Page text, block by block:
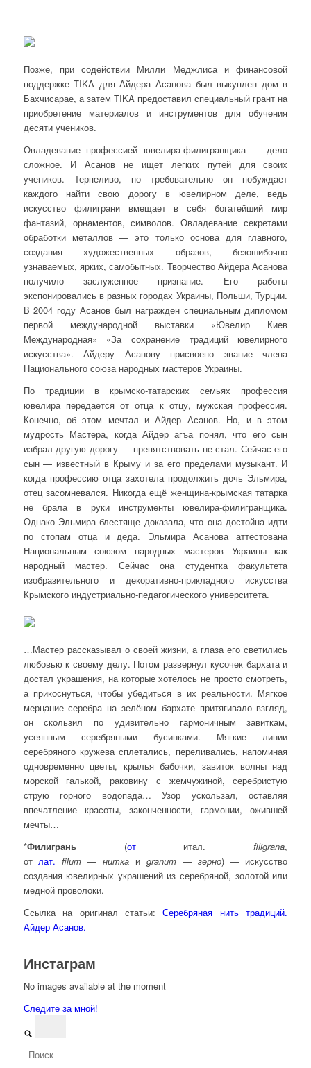
Позже, при содействии Милли Меджлиса и финансовой
поддержке TIKA для Айдера Асанова был выкуплен дом в
Бахчисарае, а затем TIKA предоставил специальный грант на
приобретение материалов и инструментов для обучения
десяти учеников.
Овладевание профессией ювелира-филигранщика — дело
сложное. И Асанов не ищет легких путей для своих
учеников. Терпеливо, но требовательно он побуждает
каждого найти свою дорогу в ювелирном деле, ведь
искусство филиграни вмещает в себя богатейший мир
фантазий, орнаментов, символов. Овладевание секретами
обработки металлов — это только основа для главного,
создания художественных образов, безошибочно
узнаваемых, ярких, самобытных. Творчество Айдера Асанова
получило заслуженное признание. Его работы
экспонировались в разных городах Украины, Польши, Турции.
В 2004 году Асанов был награжден специальным дипломом
первой международной выставки «Ювелир Киев
Международная» «За сохранение традиций ювелирного
искусства». Айдеру Асанову присвоено звание члена
Национального союза народных мастеров Украины.
По традиции в крымско-татарских семьях профессия
ювелира передается от отца к отцу, мужская профессия.
Конечно, об этом мечтал и Айдер Асанов. Но, и в этом
мудрость Мастера, когда Айдер агъа понял, что его сын
избрал другую дорогу — препятствовать не стал. Сейчас его
сын — известный в Крыму и за его пределами музыкант. И
когда профессию отца захотела продолжить дочь Эльмира,
отец засомневался. Никогда ещё женщина-крымская татарка
не брала в руки инструменты ювелира-филигранщика.
Однако Эльмира блестяще доказала, что она достойна идти
по стопам отца и деда. Эльмира Асанова аттестована
Национальным союзом народных мастеров Украины как
народный мастер. Сейчас она студентка факультета
изобразительного и декоративно-прикладного искусства
Крымского индустриально-педагогического университета.
…Мастер рассказывал о своей жизни, а глаза его светились
любовью к своему делу. Потом развернул кусочек бархата и
достал украшения, на которые хотелось не просто смотреть,
а прикоснуться, чтобы убедиться в их реальности. Мягкое
мерцание серебра на зелёном бархате притягивало взгляд,
он скользил по удивительно гармоничным завиткам,
усеянным серебряными бусинками. Мягкие линии
серебряного кружева сплетались, переливались, напоминая
одновременно цветы, крылья бабочки, завиток волны над
морской галькой, раковину с жемчужиной, серебристую
струю горного водопада… Узор ускользал, оставляя
впечатление красоты, законченности, гармонии, ожившей
мечты…
*Филигрань(отитал.filigrana,
отлат. filum —нитка и granum— зерно) — искусство
создания ювелирных украшений из серебряной, золотой или
медной проволоки.
Ссылка на оригинал статьи:Серебряная нить традиций.
Айдер Асанов.
Инстаграм
No images available at the moment
Следите за мной!